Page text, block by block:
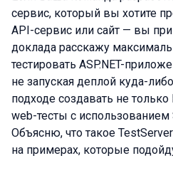
сервис, который вы хотите
API-сервис или сайт — вы
доклада расскажу
тестировать ASP.NET-
не запуская деплой куда-
подходе создавать не только
web-тесты с использованием
Объясню, что такое
на примерах, которые